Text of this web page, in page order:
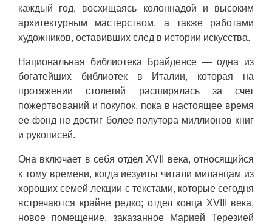
каждый год, восхищаясь колоннадой и высоким
архитектурным мастерством, а также работами
художников, оставивших след в истории искусства.
Национальная библиотека Брайденсе — одна из
богатейших библиотек в Италии, которая на
протяжении столетий расширялась за счет
пожертвований и покупок, пока в настоящее время
ее фонд не достиг более полутора миллионов книг
и рукописей.
Она включает в себя отдел XVII века, относящийся
к тому времени, когда иезуиты читали миланцам из
хороших семей лекции с текстами, которые сегодня
встречаются крайне редко; отдел конца XVIII века,
новое помещение, заказанное Марией Терезией